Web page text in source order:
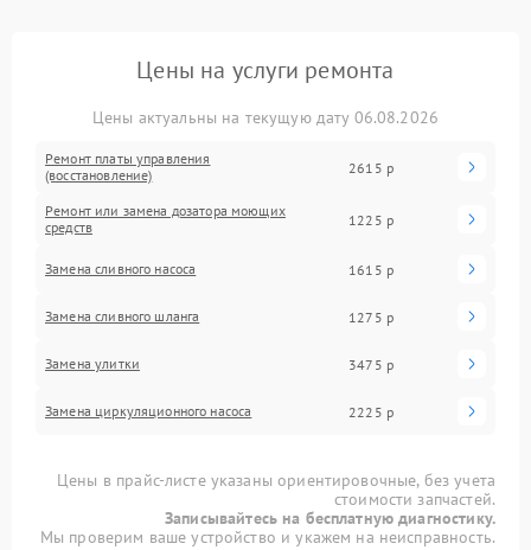
Цены на услуги ремонта
Цены актуальны на текущую дату 06.08.2026
Ремонт платы управления
(восстановление)
2615 р
Ремонт или замена дозатора моющих
средств
1225 р
Замена сливного насоса 1615 р
Замена сливного шланга 1275 р
Замена улитки 3475 р
Замена циркуляционного насоса 2225 р
Цены в прайс-листе указаны ориентировочные, без учета
стоимости запчастей.
Записывайтесь на бесплатную диагностику.
Мы проверим ваше устройство и укажем на неисправность.